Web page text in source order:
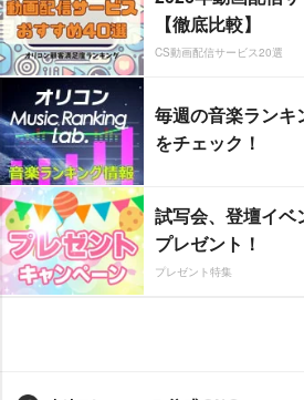
【徹底比較】
CS動画配信サービス20選
毎週の音楽ランキ
をチェック！
試写会、登壇イベ
プレゼント！
プレゼント特集